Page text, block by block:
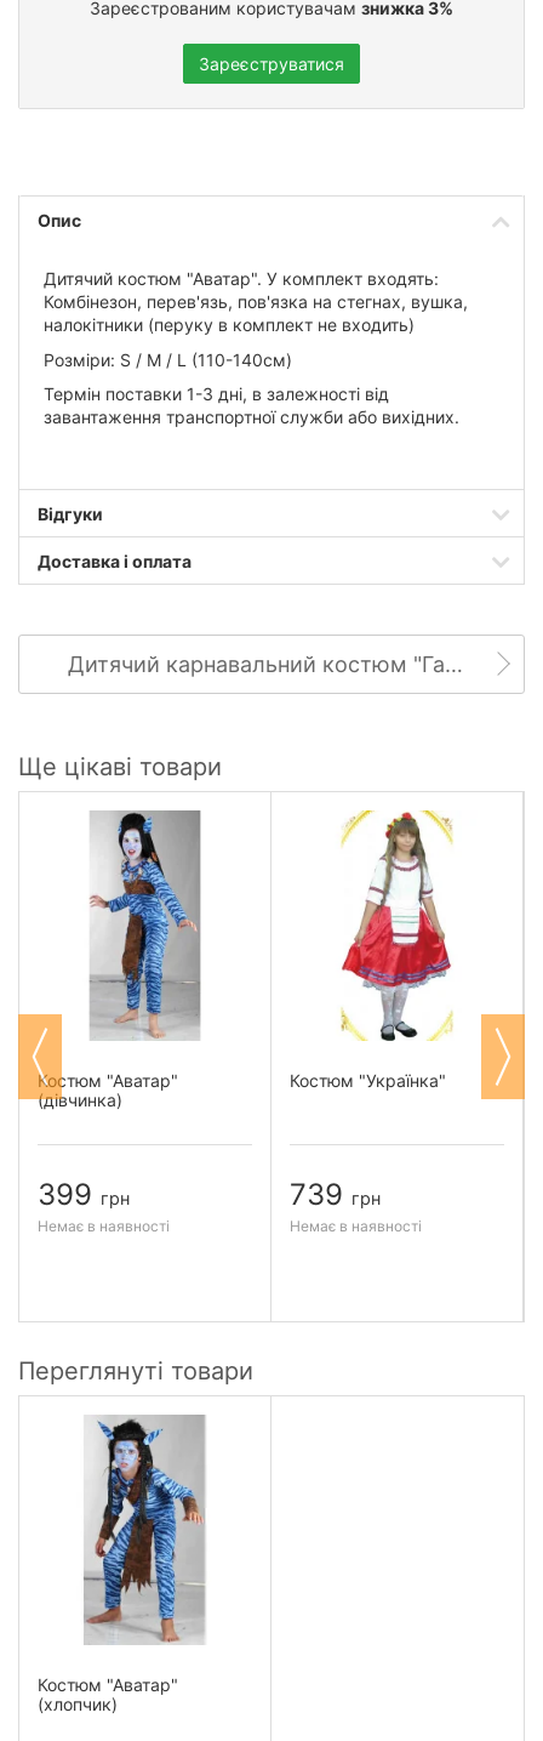
Зареєстрованим користувачам знижка 3%
Зареєструватися
Опис
Дитячий костюм "Аватар". У комплект входять:
Комбінезон, перев'язь, пов'язка на стегнах, вушка,
налокітники (перуку в комплект не входить)
Розміри: S / M / L (110-140см)
Термін поставки 1-3 дні, в залежності від
завантаження транспортної служби або вихідних.
Відгуки
Доставка і оплата
Дитячий карнавальний костюм "Гарбуз"
Ще цікаві товари
Костюм "Аватар"
(дівчинка)
399 грн
Немає в наявності
Костюм "Українка"
739 грн
Немає в наявності
Переглянуті товари
Костюм "Аватар"
(хлопчик)